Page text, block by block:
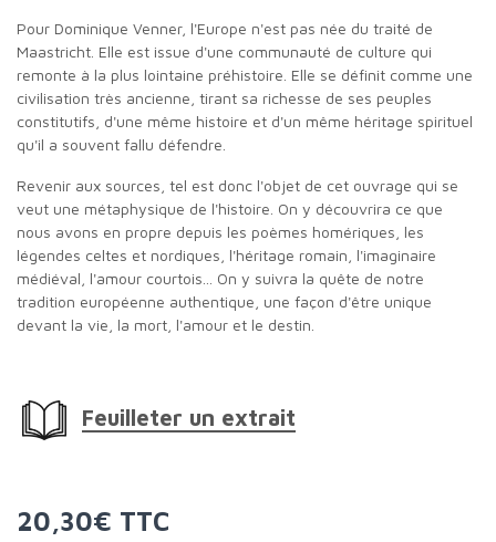
Pour Dominique Venner, l'Europe n'est pas née du traité de
Maastricht. Elle est issue d'une communauté de culture qui
remonte à la plus lointaine préhistoire. Elle se définit comme une
civilisation très ancienne, tirant sa richesse de ses peuples
constitutifs, d'une même histoire et d'un même héritage spirituel
qu'il a souvent fallu défendre.
Revenir aux sources, tel est donc l'objet de cet ouvrage qui se
veut une métaphysique de l'histoire. On y découvrira ce que
nous avons en propre depuis les poèmes homériques, les
légendes celtes et nordiques, l'héritage romain, l'imaginaire
médiéval, l'amour courtois... On y suivra la quête de notre
tradition européenne authentique, une façon d'être unique
devant la vie, la mort, l'amour et le destin.
Feuilleter un extrait
20,30€ TTC